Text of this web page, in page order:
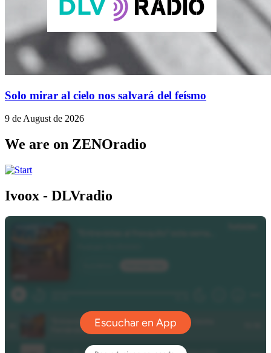
Solo mirar al cielo nos salvará del feísmo
9 de August de 2026
We are on ZENOradio
Ivoox - DLVradio